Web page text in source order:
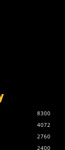
8300
4072
2760
2400